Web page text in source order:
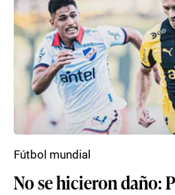
No se hicieron daño:
Fútbol mundial